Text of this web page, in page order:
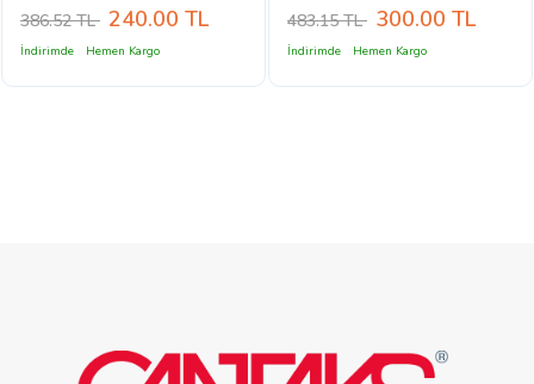
386.52 TL 240.00 TL
İndirimde Hemen Kargo
483.15 TL 300.00 TL
İndirimde Hemen Kargo